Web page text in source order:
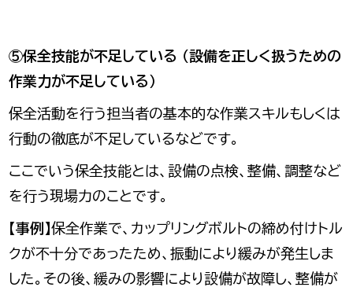
⑤保全技能が不足している （設備を正しく扱うための
作業力が不足している）
保全活動を行う担当者の基本的な作業スキルもしくは
行動の徹底が不足しているなどです。
ここでいう保全技能とは、設備の点検、整備、調整など
を行う現場力のことです。
【事例】保全作業で、カップリングボルトの締め付けトル
クが不十分であったため、振動により緩みが発生しま
した。その後、緩みの影響により設備が故障し、整備が